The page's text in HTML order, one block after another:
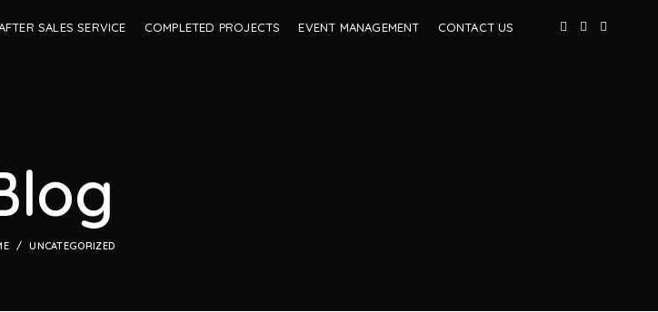
SALES SERVICE COMPLETED PROJECTS EVENT MANAGEMENT CONTACT US
UNCATEGORIZED